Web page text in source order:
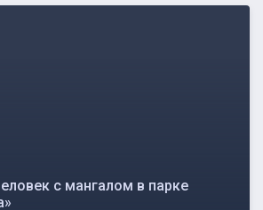
с мангалом в парке